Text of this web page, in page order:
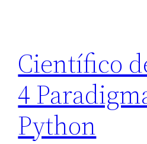
Científico
4
Python